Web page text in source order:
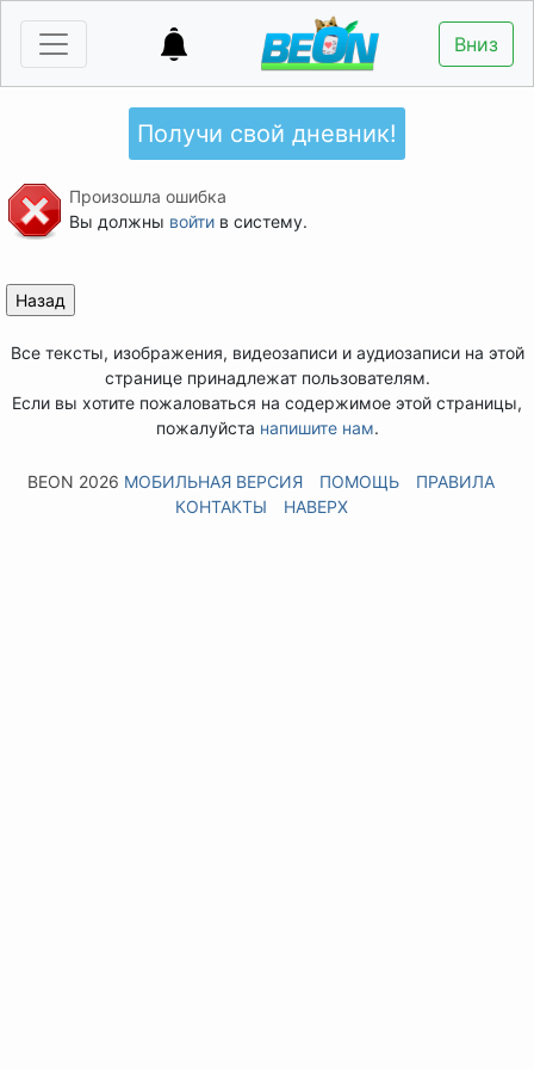
Вниз
Получи свой дневник!
Произошла ошибка
Вы должны войтив систему.
Все тексты, изображения, видеозаписи и аудиозаписи на этой
странице принадлежат пользователям.
Если вы хотите пожаловаться на содержимое этой страницы,
пожалуйста напишите нам.
BEON 2026 МОБИЛЬНАЯ ВЕРСИЯ ПОМОЩЬ
ПРАВИЛА
КОНТАКТЫ
НАВЕРХ